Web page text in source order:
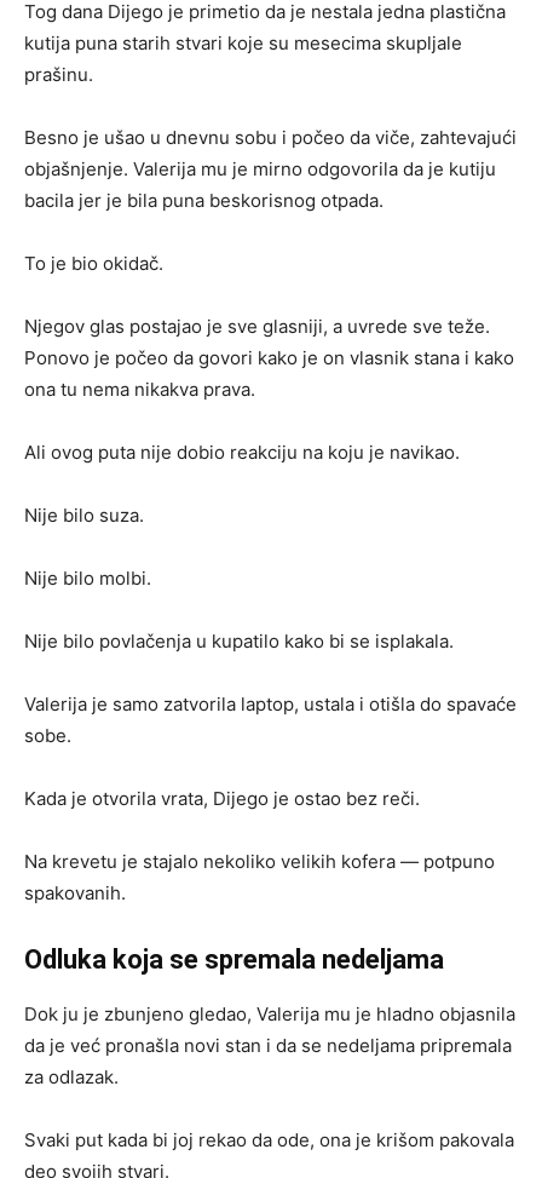
Tog dana Dijego je primetio da je nestala jedna plastična
kutija puna starih stvari koje su mesecima skupljale
prašinu.
Besno je ušao u dnevnu sobu i počeo da viče, zahtevajući
objašnjenje. Valerija mu je mirno odgovorila da je kutiju
bacila jer je bila puna beskorisnog otpada.
To je bio okidač.
Njegov glas postajao je sve glasniji, a uvrede sve teže.
Ponovo je počeo da govori kako je on vlasnik stana i kako
ona tu nema nikakva prava.
Ali ovog puta nije dobio reakciju na koju je navikao.
Nije bilo suza.
Nije bilo molbi.
Nije bilo povlačenja u kupatilo kako bi se isplakala.
Valerija je samo zatvorila laptop, ustala i otišla do spavaće
sobe.
Kada je otvorila vrata, Dijego je ostao bez reči.
Na krevetu je stajalo nekoliko velikih kofera — potpuno
spakovanih.
Odluka koja se spremala nedeljama
Dok ju je zbunjeno gledao, Valerija mu je hladno objasnila
da je već pronašla novi stan i da se nedeljama pripremala
za odlazak.
Svaki put kada bi joj rekao da ode, ona je krišom pakovala
deo svojih stvari.